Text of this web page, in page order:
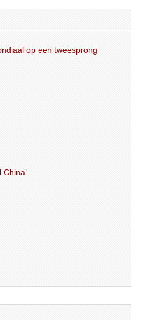
# 108: AI mondiaal op een tweesprong